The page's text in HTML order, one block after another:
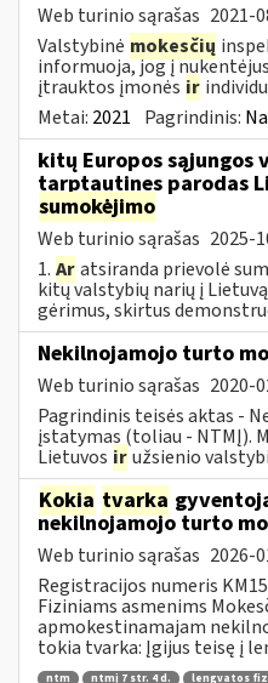
Web turinio sąrašas 2021-
Valstybinė mokesčių
informuoja, jog į
įtrauktos įmonės ir
Metai: 2021 Pagrindinis:
kitų Europos sąjungos
tarptautines parodas
sumokėjimo
Web turinio sąrašas 2025-
1. Aratsiranda prievolė
kitų valstybių narių į
gėrimus, skirtus
Nekilnojamojo turto
Web turinio sąrašas 2020-
Pagrindinis teisės aktas -
įstatymas (toliau - NTMĮ).
Lietuvos iružsienio
Kokia tvarka
nekilnojamojo turto
Web turinio sąrašas 2026-
Registracijos numeris
Fiziniams asmenims
apmokestinamajam
tokia tvarka: Įgijus teisę į
ntm ntmį 7 str. 4 d. lengvatos